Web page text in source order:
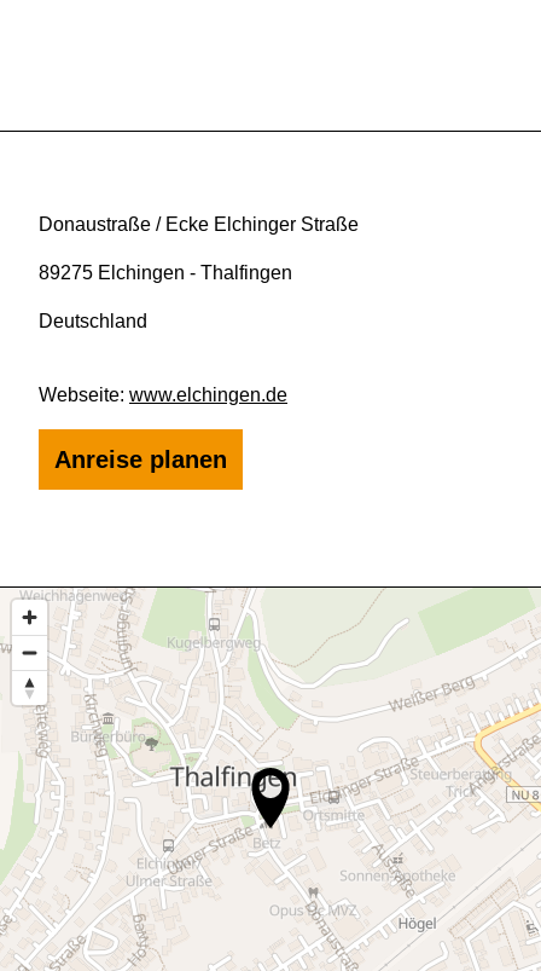
Donaustraße / Ecke Elchinger Straße
89275 Elchingen - Thalfingen
Deutschland
Webseite: www.elchingen.de
Anreise planen